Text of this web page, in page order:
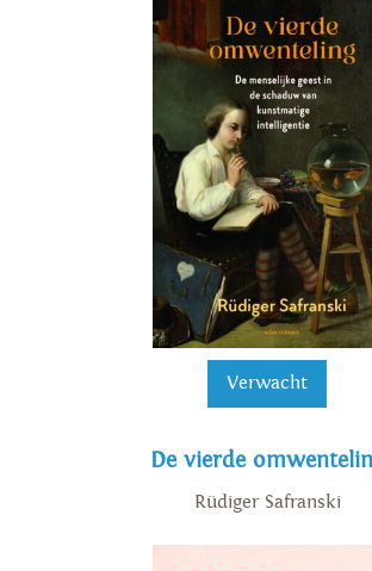
Verwacht
De vierde
Rüdiger Safranski